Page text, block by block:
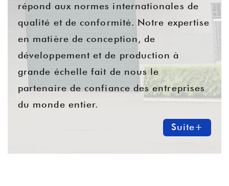
répond aux normes internationales de
qualité et de conformité. Notre expertise
en matière de conception, de
développement et de production à
grande échelle fait de nous le
partenaire de confiance des entreprises
du monde entier.
Suite+